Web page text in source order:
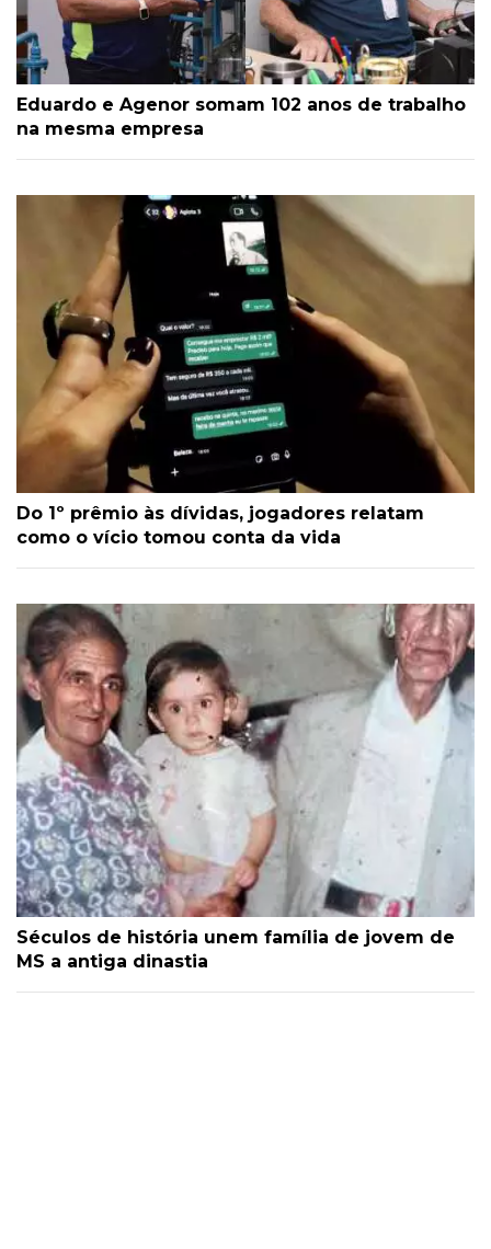
Eduardo e Agenor somam 102 anos de trabalho
na mesma empresa
Do 1º prêmio às dívidas, jogadores relatam
como o vício tomou conta da vida
Séculos de história unem família de jovem de
MS a antiga dinastia